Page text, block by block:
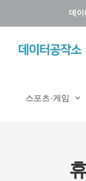
데
스포츠·게임